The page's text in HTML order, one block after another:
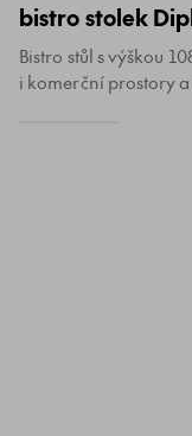
bistro stolek
Bistro stůl s výškou
i komerční prostory